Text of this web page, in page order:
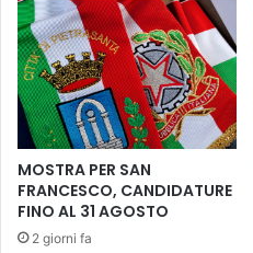
C
o
r
t
o
a
i
n
o
e
s
n
o
r
i
t
MOSTRA PER SAN
FRANCESCO, CANDIDATURE
FINO AL 31 AGOSTO
2 giorni fa